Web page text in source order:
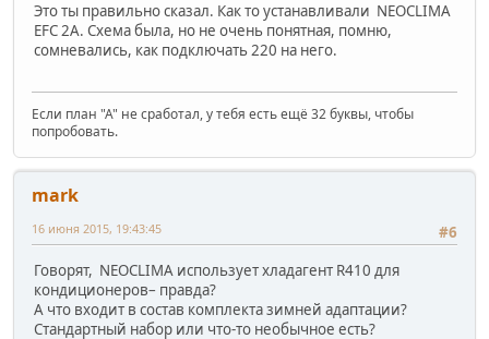
Это ты правильно сказал. Как то устанавливали NEOCLIMA
EFC 2A. Схема была, но не очень понятная, помню,
сомневались, как подключать 220 на него.
Если план "А" не сработал, у тебя есть ещё 32 буквы, чтобы
попробовать.
mark
#6
16 июня 2015, 19:43:45
Говорят, NEOCLIMA использует хладагент R410 для
кондиционеров– правда?
А что входит в состав комплекта зимней адаптации?
Стандартный набор или что-то необычное есть?